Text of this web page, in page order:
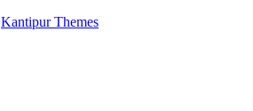
Kantipur Themes